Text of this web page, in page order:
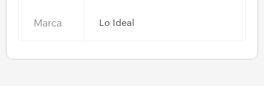
Marca Lo Ideal